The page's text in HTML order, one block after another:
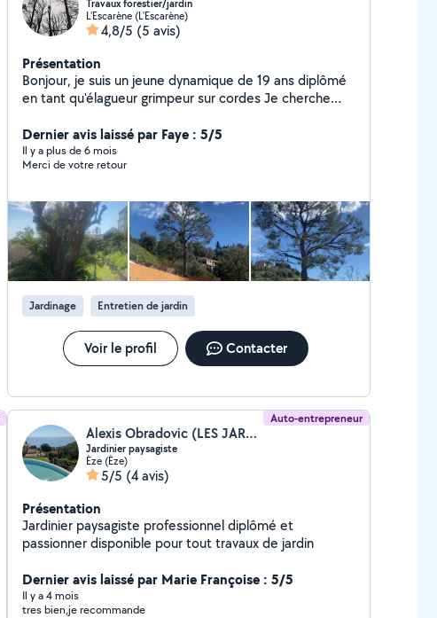
Travaux forestier/jardin
L'Escarène (L'Escarène)
4,8/5 (5 avis)
Présentation
Bonjour, je suis un jeune dynamique de 19 ans diplômé
en tant qu'élagueur grimpeur sur cordes Je cherche
arbres Vous conseiller sur la taille de vos arbres Tailler
vos arbres Taille de bois morts
Dernier avis laissé par Faye : 5/5
Il y a plus de 6 mois
Merci de votre retour
Jardinage Entretien de jardin
Voir le profil Contacter
Auto-entrepreneur
Alexis Obradovic (LES JARDINS D'ALEX)
Jardinier paysagiste
Èze (Èze)
5/5 (4 avis)
Présentation
Jardinier paysagiste professionnel diplômé et
passionner disponible pour tout travaux de jardin
Dernier avis laissé par Marie Françoise : 5/5
Il y a 4 mois
tres bien,je recommande